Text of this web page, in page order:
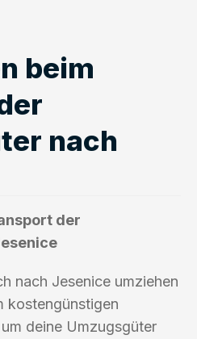
beim
nach
der
nach Jesenice umziehen
kostengünstigen
deine Umzugsgüter